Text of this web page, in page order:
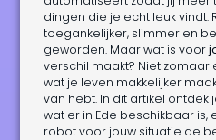
dingen die je echt leuk vindt.
toegankelijker, slimmer en
geworden. Maar wat is voor
verschil maakt? Niet
wat je leven makkelijker
van hebt. In dit artikel
wat er in Ede beschikbaar is,
robot voor jouw situatie de